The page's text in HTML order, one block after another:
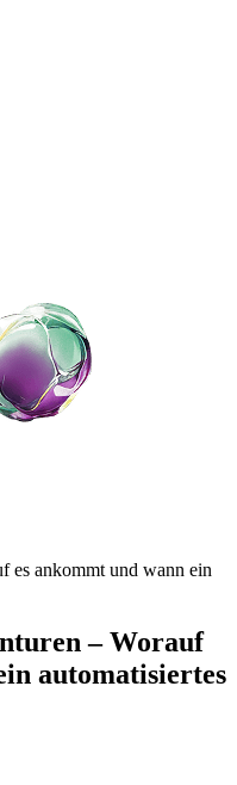
es ankommt und wann ein
– Worauf
automatisiertes